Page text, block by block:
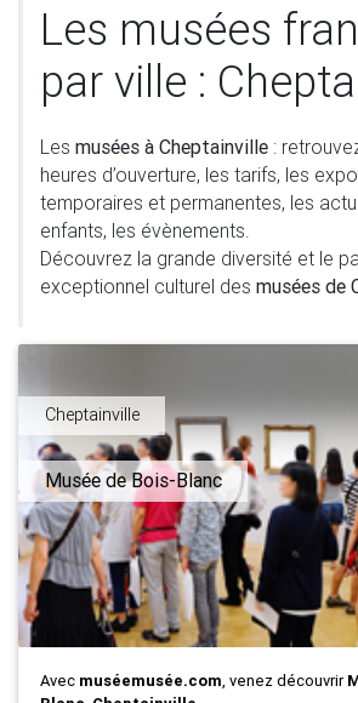
Les musées
par ville :
Les musées à Cheptainville:
heures d’ouverture, les tarifs, les
temporaires et permanentes, les
enfants, les évènements.
Découvrez la grande diversité et le
exceptionnel culturel des musées de
Cheptainville
Musée de Bois-Blanc
Avec muséemusée.com, venez découvrir